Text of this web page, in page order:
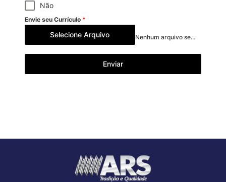
Não
Envie seu Currículo *
Selecione Arquivo Nenhum arquivo selecionado ainda
Enviar